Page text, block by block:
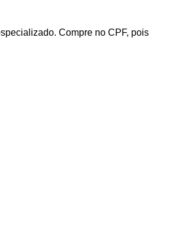
Compre no CPF, pois